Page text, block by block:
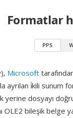
Formatlar
PPS
Microsoft
ayrılan i̇kili sunum
yerine dosyayı
bileşik belge